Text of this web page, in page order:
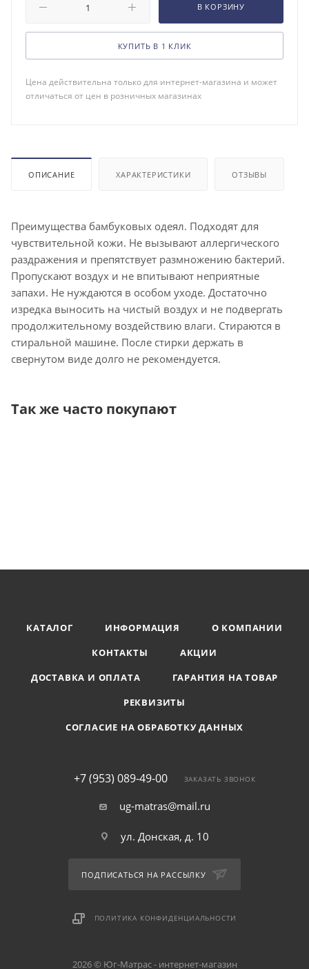
В КОРЗИНУ
КУПИТЬ В 1 КЛИК
Цена действительна только для интернет-магазина и может
отличаться от цен в розничных магазинах
ОПИСАНИЕ ХАРАКТЕРИСТИКИ ОТЗЫВЫ
Преимущества бамбуковых одеял. Подходят для
чувствительной кожи. Не вызывают аллергического
раздражения и препятствует размножению бактерий.
Пропускают воздух и не впитывают неприятные
запахи. Не нуждаются в особом уходе. Достаточно
изредка выносить на чистый воздух и не подвергать
продолжительному воздействию влаги. Стираются в
стиральной машине. После стирки держать в
свернутом виде долго не рекомендуется.
Так же часто покупают
КАТАЛОГ ИНФОРМАЦИЯ
О КОМПАНИИ
КОНТАКТЫ
АКЦИИ
ДОСТАВКА И ОПЛАТА
ГАРАНТИЯ НА ТОВАР
РЕКВИЗИТЫ
СОГЛАСИЕ НА ОБРАБОТКУ ДАННЫХ
+7 (953) 089-49-00 ЗАКАЗАТЬ ЗВОНОК
ug-matras@mail.ru
ул. Донская, д. 10
ПОДПИСАТЬСЯ НА РАССЫЛКУ
ПОЛИТИКА КОНФИДЕНЦИАЛЬНОСТИ
2026 © Юг-Матрас - интернет-магазин